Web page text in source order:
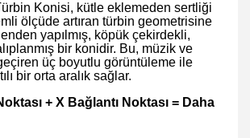
Konisi, kütle eklemeden sertliği
ölçüde artıran türbin geometrisine
yapılmış, köpük çekirdekli,
bir konidir. Bu, müzik ve
üç boyutlu görüntüleme ile
bir orta aralık sağlar.
+ X Bağlantı Noktası = Daha